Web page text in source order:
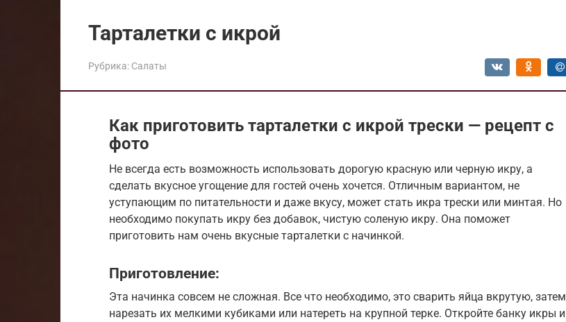
Тарталетки с икрой
Рубрика: Салаты
Как приготовить тарталетки с икрой трески — рецепт с
фото
Не всегда есть возможность использовать дорогую красную или черную икру, а
сделать вкусное угощение для гостей очень хочется. Отличным вариантом, не
уступающим по питательности и даже вкусу, может стать икра трески или минтая. Но
необходимо покупать икру без добавок, чистую соленую икру. Она поможет
приготовить нам очень вкусные тарталетки с начинкой.
Приготовление:
Эта начинка совсем не сложная. Все что необходимо, это сварить яйца вкрутую, затем
нарезать их мелкими кубиками или натереть на крупной терке. Откройте банку икры и